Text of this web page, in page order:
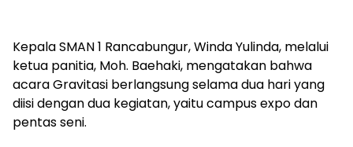
Kepala SMAN 1 Rancabungur, Winda Yulinda, melalui
ketua panitia, Moh. Baehaki, mengatakan bahwa
acara Gravitasi berlangsung selama dua hari yang
diisi dengan dua kegiatan, yaitu campus expo dan
pentas seni.